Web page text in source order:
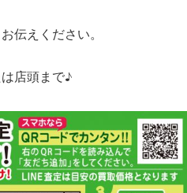
伝えください。
店頭まで♪